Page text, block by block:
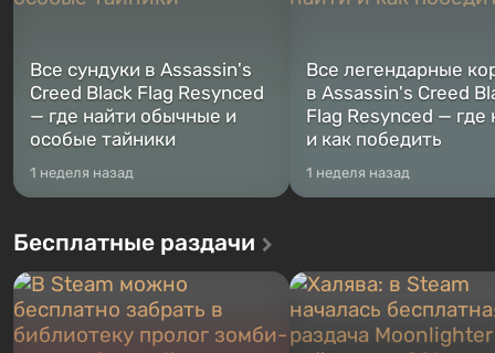
Все сундуки в Assassin's
Creed Black Flag Resynced
— где найти обычные и
особые тайники
1 неделя назад
Все легендарные
в Assassin's Creed
Flag Resynced — где
и как победить
1 неделя назад
Бесплатные раздачи